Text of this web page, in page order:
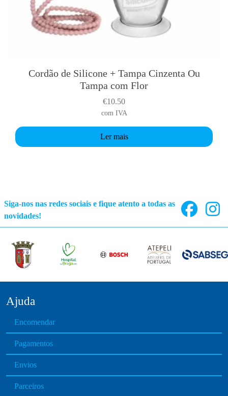
Cordão de Silicone + Tampa Cinzenta Ou
Tampa com Flor
€10.50
com IVA
Ler mais
Siga-nos nas redes sociais e fique atento a todas as
novidades!
Ajuda
Encomendar
Pagamentos
Envios
Parceiros